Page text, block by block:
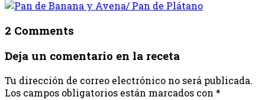
2 Comments
Deja un comentario en la receta
Tu dirección de correo electrónico no será publicada.
Los campos obligatorios están marcados con *